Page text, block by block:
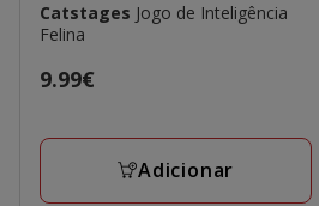
Catstages Jogo de Inteligência
Felina
Preço
9.99€
Adicionar